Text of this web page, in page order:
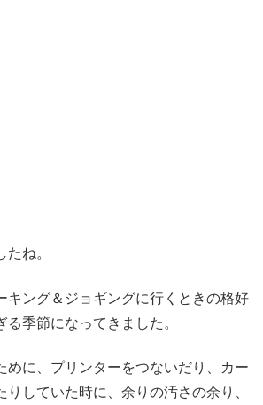
ね。
キング＆ジョギングに行くときの格好
る季節になってきました。
めに、プリンターをつないだり、カー
りしていた時に、余りの汚さの余り、